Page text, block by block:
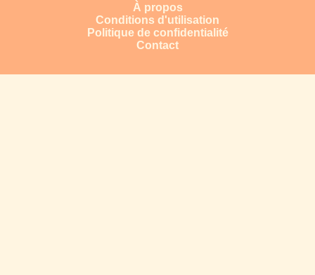
À propos
Conditions d'utilisation
Politique de confidentialité
Contact